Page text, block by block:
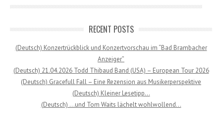
RECENT POSTS
(Deutsch) Konzertrückblick und Konzertvorschau im “Bad Brambacher
Anzeiger”
(Deutsch) 21.04.2026 Todd Thibaud Band (USA) – European Tour 2026
(Deutsch) Gracefull Fall – Eine Rezension aus Musikerperspektive
(Deutsch) Kleiner Lesetipp…
(Deutsch) …und Tom Waits lächelt wohlwollend…